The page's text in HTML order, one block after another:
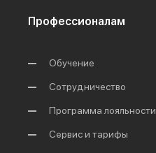
Профессионалам
Обучение
Сотрудничество
Программа лояльности
Сервис и тарифы